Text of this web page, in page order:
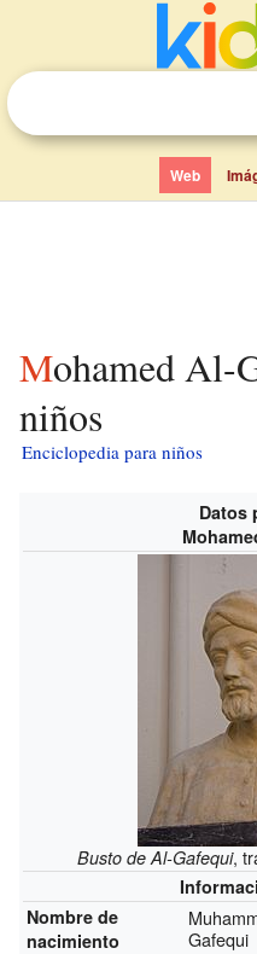
Web
Mohamed Al-Gafequi para
niños
Enciclopedia para niños
Datos
Busto de Al-Gafequi,
Nombre de
nacimiento
Gafequi